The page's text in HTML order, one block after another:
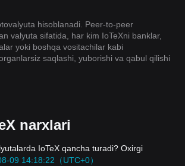
hisoblanadi. Peer-to-peer
valyuta sifatida, har kim IoTeXni banklar,
yoki boshqa vositachilar kabi
saqlashi, yuborishi va qabul qilishi
narxlari
IoTeX qancha turadi? Oxirgi
09 14:18:22（UTC+0）